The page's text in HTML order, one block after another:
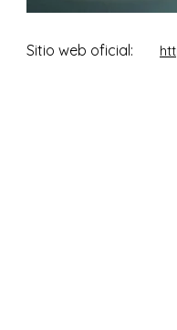
Sitio web oficial: